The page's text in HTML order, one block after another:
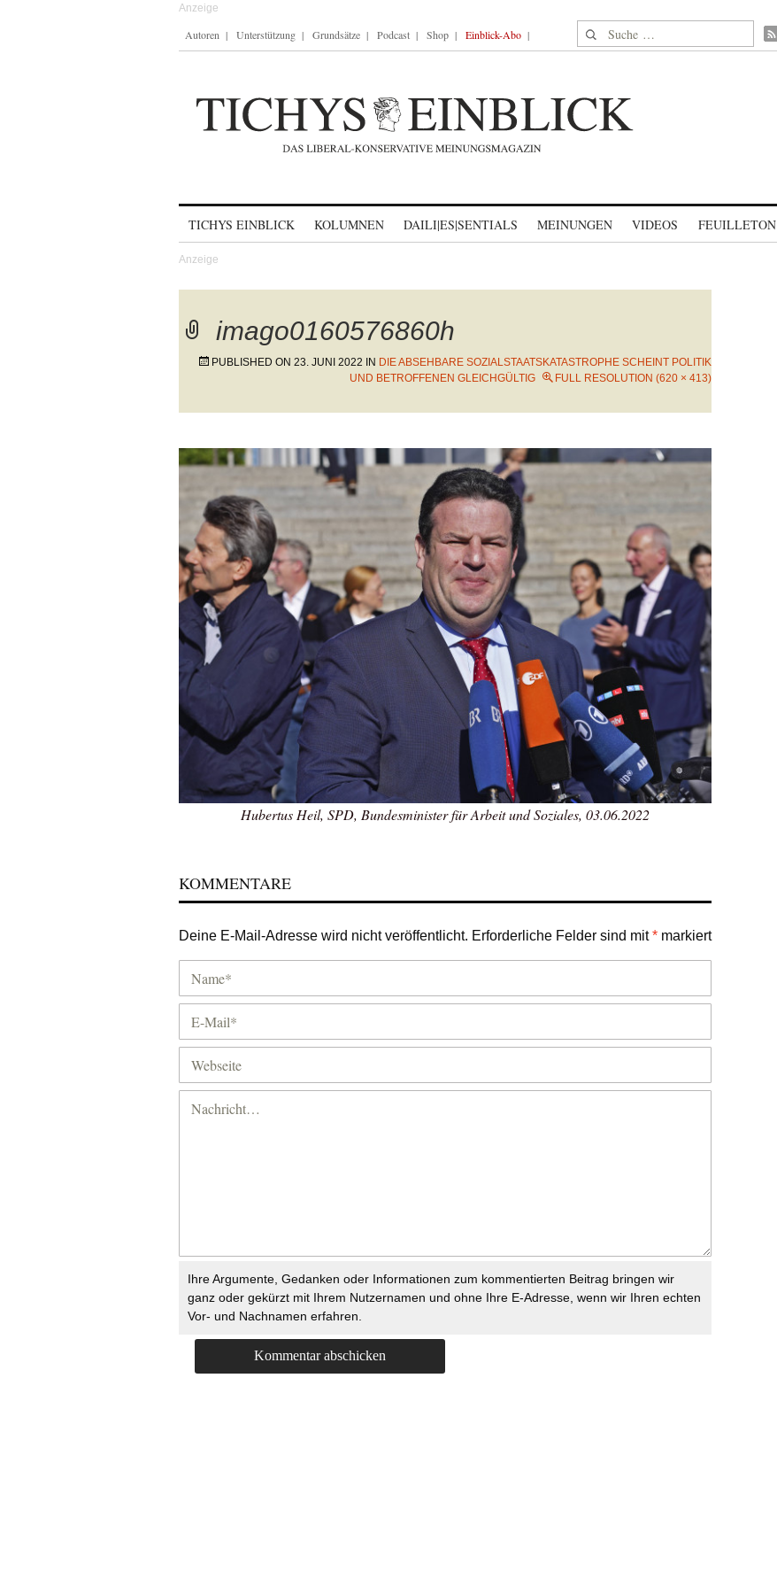
Autoren Unterstützung Grundsätze Podcast Shop Einblick-Abo Suche nach:
TICHYS EINBLICK KOLUMNEN DAILI|ES|SENTIALS MEINUNGEN VIDEOS FEUILLETON
imago0160576860h
PUBLISHED ON 23. JUNI 2022 IN DIE ABSEHBARE SOZIALSTAATSKATASTROPHE SCHEINT POLITIK
UND BETROFFENEN GLEICHGÜLTIG
FULL RESOLUTION (620 × 413)
Hubertus Heil, SPD, Bundesminister für Arbeit und Soziales, 03.06.2022
KOMMENTARE
Deine E-Mail-Adresse wird nicht veröffentlicht. Erforderliche Felder sind mit* markiert
Ihre Argumente, Gedanken oder Informationen zum kommentierten Beitrag bringen wir
ganz oder gekürzt mit Ihrem Nutzernamen und ohne Ihre E-Adresse, wenn wir Ihren echten
Vor- und Nachnamen erfahren.